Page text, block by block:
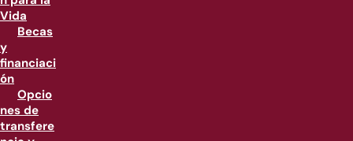
Vida
Becas
y
financiaci
ón
Opcio
nes de
transfere